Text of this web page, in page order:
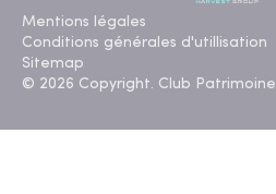
Mentions légales
Conditions générales d'utillisation
Sitemap
© 2026 Copyright. Club Patrimoine